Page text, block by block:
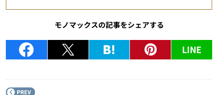
モノマックスの記事をシェアする
LINE